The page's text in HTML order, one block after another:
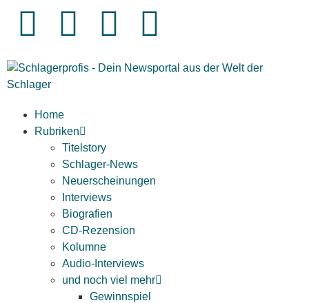
Home
Rubriken
Titelstory
Schlager-News
Neuerscheinungen
Interviews
Biografien
CD-Rezension
Kolumne
Audio-Interviews
und noch viel mehr
Gewinnspiel